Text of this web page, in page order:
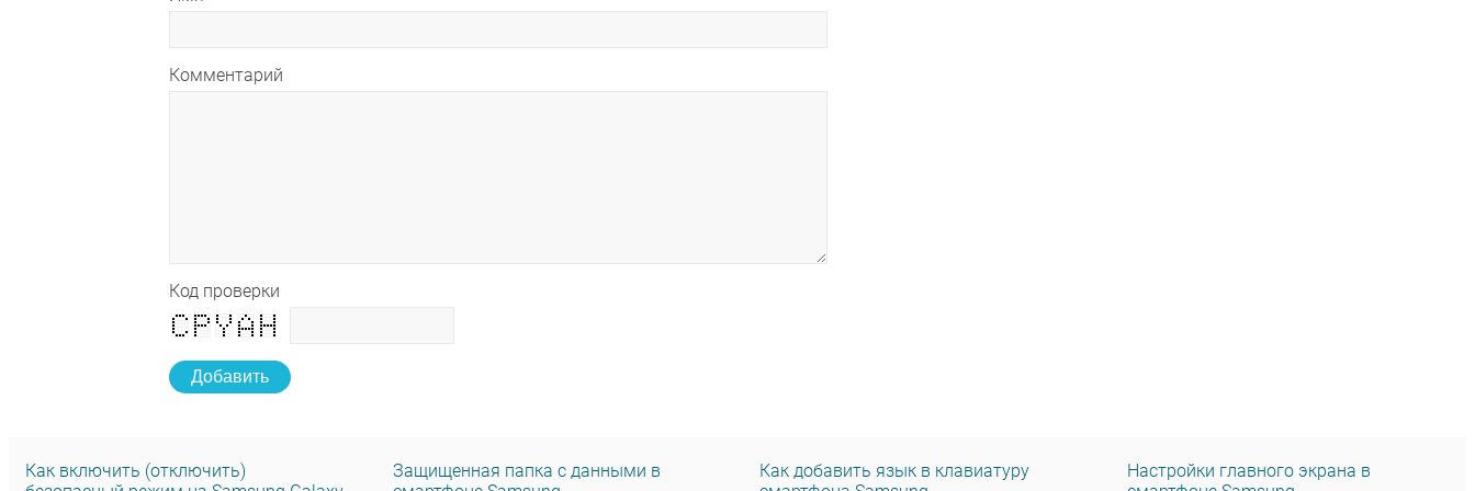
Комментарий
Код проверки
Добавить
Как включить (отключить)
Защищенная папка с данными в
Как добавить язык в клавиатуру
Настройки главного экрана в